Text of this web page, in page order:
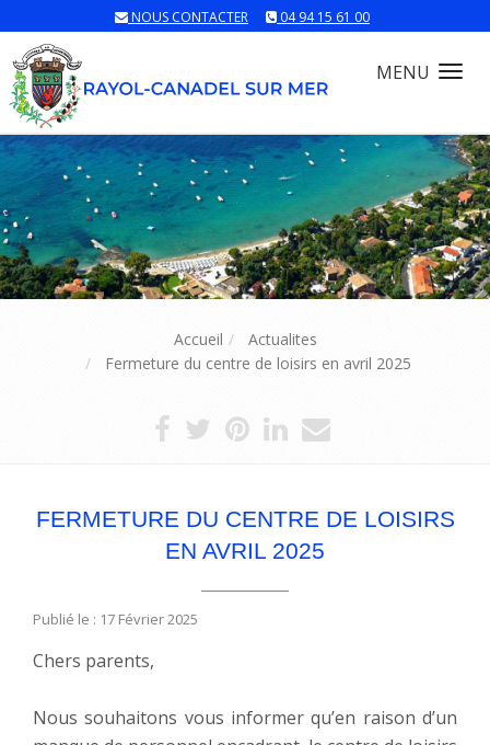
NOUS CONTACTER 04 94 15 61 00
MENU
Accueil
Actualites
Fermeture du centre de loisirs en avril 2025
FERMETURE DU CENTRE DE LOISIRS
EN AVRIL 2025
Publié le : 17 Février 2025
Chers parents,
Nous souhaitons vous informer qu’en raison d’un